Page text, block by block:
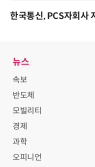
한국통신, PCS자회사
뉴스
속보
반도체
모빌리티
경제
과학
오피니언